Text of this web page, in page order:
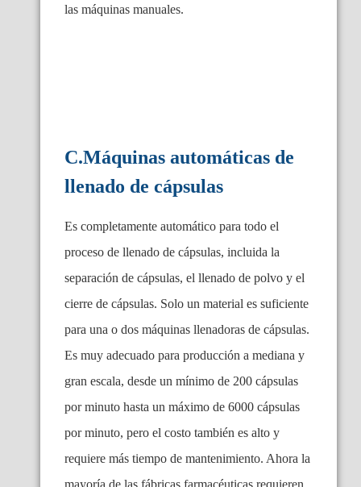
las máquinas manuales.
C.Máquinas automáticas de
llenado de cápsulas
Es completamente automático para todo el
proceso de llenado de cápsulas, incluida la
separación de cápsulas, el llenado de polvo y el
cierre de cápsulas. Solo un material es suficiente
para una o dos máquinas llenadoras de cápsulas.
Es muy adecuado para producción a mediana y
gran escala, desde un mínimo de 200 cápsulas
por minuto hasta un máximo de 6000 cápsulas
por minuto, pero el costo también es alto y
requiere más tiempo de mantenimiento. Ahora la